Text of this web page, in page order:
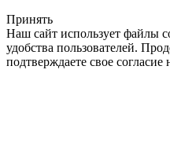
Принять
Наш сайт использует файлы
удобства пользователей.
подтверждаете свое